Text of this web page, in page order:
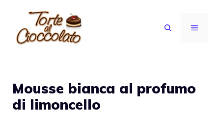
contenuto
MENU
Mousse bianca al profumo
di limoncello